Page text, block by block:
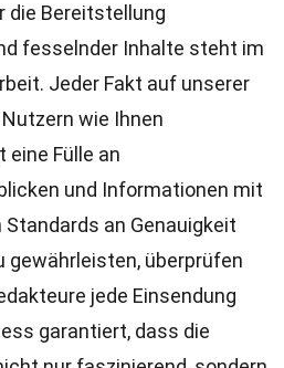
die Bereitstellung
fesselnder Inhalte steht im
Jeder Fakt auf unserer
wie Ihnen
eine Fülle an
und Informationen mit
Standards an Genauigkeit
gewährleisten, überprüfen
jede Einsendung
garantiert, dass die